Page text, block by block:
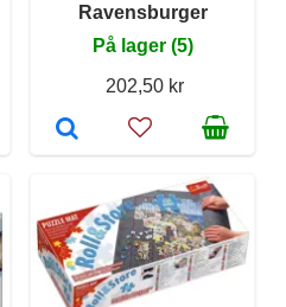
Ravensburger
På lager (5)
202,50 kr